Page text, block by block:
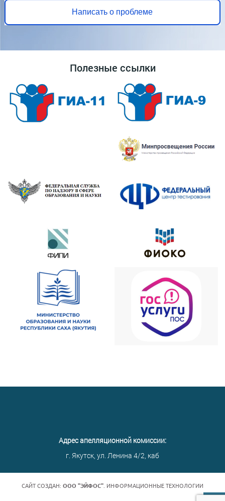
Написать о проблеме
Полезные ссылки
Адрес апелляционной комиссии:
г. Якутск, ул. Ленина 4/2, каб
САЙТ СОЗДАН: ООО "ЭЙФОС" . ИНФОРМАЦИОННЫЕ ТЕХНОЛОГИИ